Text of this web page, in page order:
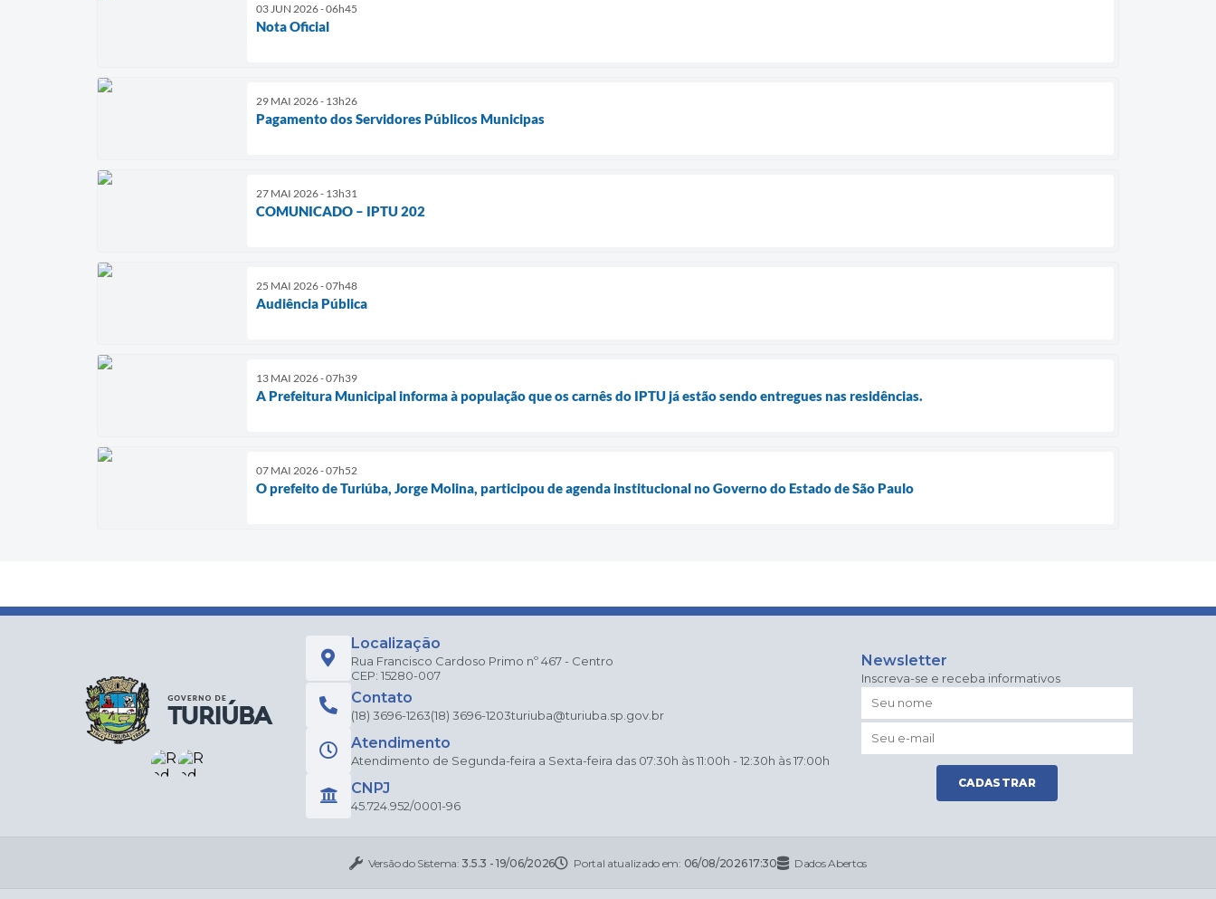
03 JUN 2026 - 06h45
Nota Oficial
29 MAI 2026 - 13h26
Pagamento dos Servidores Públicos Municipas
27 MAI 2026 - 13h31
COMUNICADO – IPTU 202
25 MAI 2026 - 07h48
Audiência Pública
13 MAI 2026 - 07h39
A Prefeitura Municipal informa à população que os carnês do IPTU já estão sendo entregues nas residências.
07 MAI 2026 - 07h52
O prefeito de Turiúba, Jorge Molina, participou de agenda institucional no Governo do Estado de São Paulo
Localização
Rua Francisco Cardoso Primo nº 467 - Centro
CEP: 15280-007
Contato
(18) 3696-1263(18) 3696-1203turiuba@turiuba.sp.gov.br
Atendimento
Atendimento de Segunda-feira a Sexta-feira das 07:30h às 11:00h - 12:30h às 17:00h
CNPJ
45.724.952/0001-96
Newsletter
Inscreva-se e receba informativos
CADASTRAR
Versão do Sistema: 3.5.3 - 19/06/2026 Portal atualizado em: 06/08/2026 17:30 Dados Abertos